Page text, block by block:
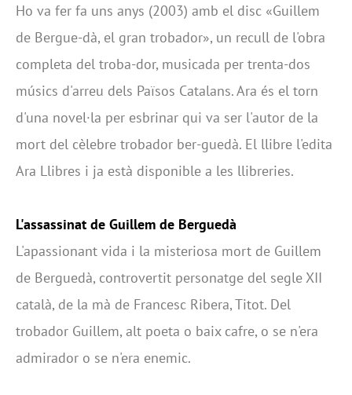
Ho va fer fa uns anys (2003) amb el disc «Guillem
de Bergue-dà, el gran trobador», un recull de l'obra
completa del troba-dor, musicada per trenta-dos
músics d'arreu dels Països Catalans. Ara és el torn
d'una novel·la per esbrinar qui va ser l'autor de la
mort del cèlebre trobador ber-guedà. El llibre l'edita
Ara Llibres i ja està disponible a les llibreries.
L'assassinat de Guillem de Berguedà
L'apassionant vida i la misteriosa mort de Guillem
de Berguedà, controvertit personatge del segle XII
català, de la mà de Francesc Ribera, Titot. Del
trobador Guillem, alt poeta o baix cafre, o se n'era
admirador o se n'era enemic.